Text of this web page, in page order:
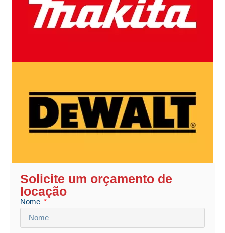
Solicite um orçamento de
locação
Nome